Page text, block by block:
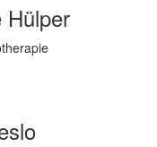
Hülper